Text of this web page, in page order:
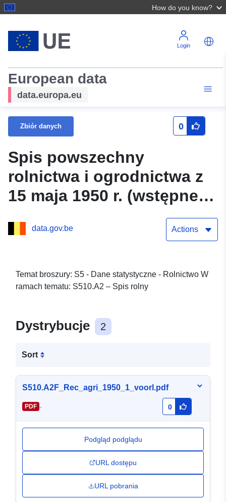
How do you know?
Login
European data
data.europa.eu
Zbiór danych 0
Spis powszechny
rolnictwa i ogrodnictwa z
15 maja 1950 r. (wstępne
wyniki pierwszego etapu)
data.gov.be Actions
Temat broszury: S5 - Dane statystyczne - Rolnictwo W
ramach tematu: S510.A2 – Spis rolny
Dystrybucje 2
Sort
S510.A2F_Rec_agri_1950_1_voorl.pdf
PDF - 0
Podgląd podglądu
URL dostępu
URL pobrania